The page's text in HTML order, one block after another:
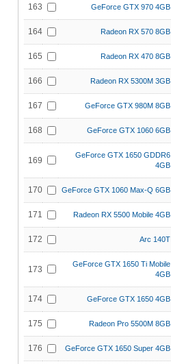
163 GeForce GTX 970 4GB
164 Radeon RX 570 8GB
165 Radeon RX 470 8GB
166 Radeon RX 5300M 3GB
167 GeForce GTX 980M 8GB
168 GeForce GTX 1060 6GB
169
GeForce GTX 1650 GDDR6
4GB
170 GeForce GTX 1060 Max-Q 6GB
171 Radeon RX 5500 Mobile 4GB
172 Arc 140T
173
GeForce GTX 1650 Ti Mobile
4GB
174 GeForce GTX 1650 4GB
175 Radeon Pro 5500M 8GB
176 GeForce GTX 1650 Super 4GB